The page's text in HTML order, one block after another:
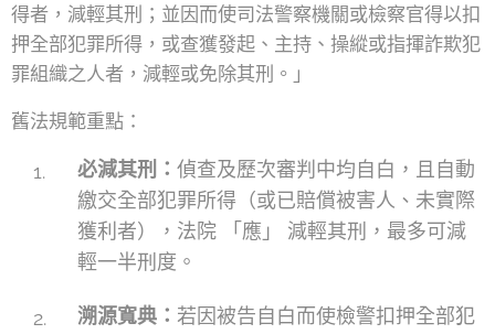
得者，減輕其刑；並因而使司法警察機關或檢察官得以扣
押全部犯罪所得，或查獲發起、主持、操縱或指揮詐欺犯
罪組織之人者，減輕或免除其刑。」
舊法規範重點：
必減其刑： 偵查及歷次審判中均自白，且自動
繳交全部犯罪所得（或已賠償被害人、未實際
獲利者），法院 「應」 減輕其刑，最多可減
輕一半刑度。
溯源寬典： 若因被告自白而使檢警扣押全部犯